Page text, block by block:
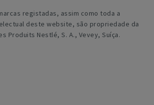
registadas, assim como toda a
deste website, são propriedade da
Produits Nestlé, S. A., Vevey, Suíça.